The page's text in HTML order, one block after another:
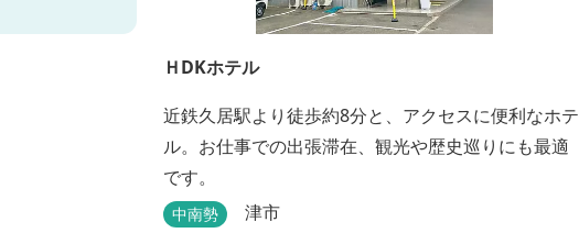
ＨDKホテル
近鉄久居駅より徒歩約8分と、アクセスに便利なホテ
ル。お仕事での出張滞在、観光や歴史巡りにも最適
です。
中南勢 津市